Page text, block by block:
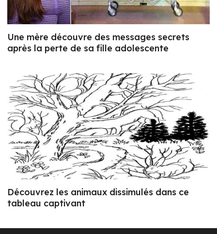
Une mère découvre des messages secrets
après la perte de sa fille adolescente
Découvrez les animaux dissimulés dans ce
tableau captivant